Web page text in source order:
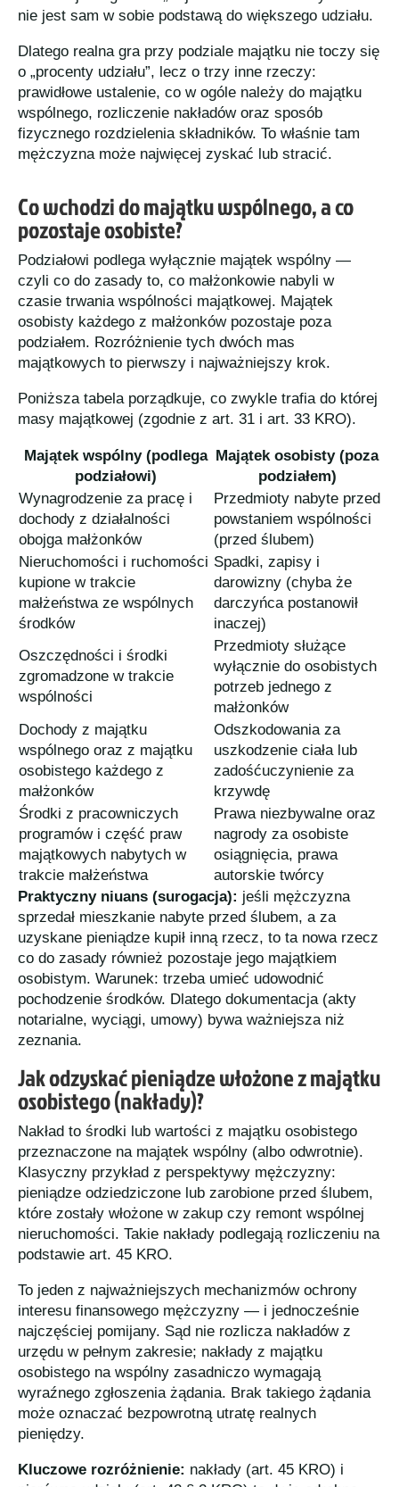
nie jest sam w sobie podstawą do większego udziału.
Dlatego realna gra przy podziale majątku nie toczy się
o „procenty udziału”, lecz o trzy inne rzeczy:
prawidłowe ustalenie, co w ogóle należy do majątku
wspólnego, rozliczenie nakładów oraz sposób
fizycznego rozdzielenia składników. To właśnie tam
mężczyzna może najwięcej zyskać lub stracić.
Co wchodzi do majątku wspólnego, a co
pozostaje osobiste?
Podziałowi podlega wyłącznie majątek wspólny —
czyli co do zasady to, co małżonkowie nabyli w
czasie trwania wspólności majątkowej. Majątek
osobisty każdego z małżonków pozostaje poza
podziałem. Rozróżnienie tych dwóch mas
majątkowych to pierwszy i najważniejszy krok.
Poniższa tabela porządkuje, co zwykle trafia do której
masy majątkowej (zgodnie z art. 31 i art. 33 KRO).
Majątek wspólny (podlega
podziałowi)
Majątek osobisty (poza
podziałem)
Wynagrodzenie za pracę i
dochody z działalności
obojga małżonków
Przedmioty nabyte przed
powstaniem wspólności
(przed ślubem)
Nieruchomości i ruchomości
kupione w trakcie
małżeństwa ze wspólnych
środków
Spadki, zapisy i
darowizny (chyba że
darczyńca postanowił
inaczej)
Oszczędności i środki
zgromadzone w trakcie
wspólności
Przedmioty służące
wyłącznie do osobistych
potrzeb jednego z
małżonków
Dochody z majątku
wspólnego oraz z majątku
osobistego każdego z
małżonków
Odszkodowania za
uszkodzenie ciała lub
zadośćuczynienie za
krzywdę
Środki z pracowniczych
programów i część praw
majątkowych nabytych w
trakcie małżeństwa
Prawa niezbywalne oraz
nagrody za osobiste
osiągnięcia, prawa
autorskie twórcy
Praktyczny niuans (surogacja): jeśli mężczyzna
sprzedał mieszkanie nabyte przed ślubem, a za
uzyskane pieniądze kupił inną rzecz, to ta nowa rzecz
co do zasady również pozostaje jego majątkiem
osobistym. Warunek: trzeba umieć udowodnić
pochodzenie środków. Dlatego dokumentacja (akty
notarialne, wyciągi, umowy) bywa ważniejsza niż
zeznania.
Jak odzyskać pieniądze włożone z majątku
osobistego (nakłady)?
Nakład to środki lub wartości z majątku osobistego
przeznaczone na majątek wspólny (albo odwrotnie).
Klasyczny przykład z perspektywy mężczyzny:
pieniądze odziedziczone lub zarobione przed ślubem,
które zostały włożone w zakup czy remont wspólnej
nieruchomości. Takie nakłady podlegają rozliczeniu na
podstawie art. 45 KRO.
To jeden z najważniejszych mechanizmów ochrony
interesu finansowego mężczyzny — i jednocześnie
najczęściej pomijany. Sąd nie rozlicza nakładów z
urzędu w pełnym zakresie; nakłady z majątku
osobistego na wspólny zasadniczo wymagają
wyraźnego zgłoszenia żądania. Brak takiego żądania
może oznaczać bezpowrotną utratę realnych
pieniędzy.
Kluczowe rozróżnienie: nakłady (art. 45 KRO) i